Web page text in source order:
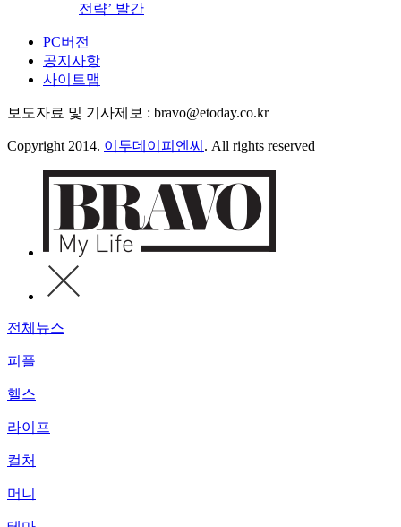
전략’ 발간
PC버전
공지사항
사이트맵
보도자료 및 기사제보 : bravo@etoday.co.kr
Copyright 2014. 이투데이피엔씨 . All rights reserved
전체뉴스
피플
헬스
라이프
컬처
머니